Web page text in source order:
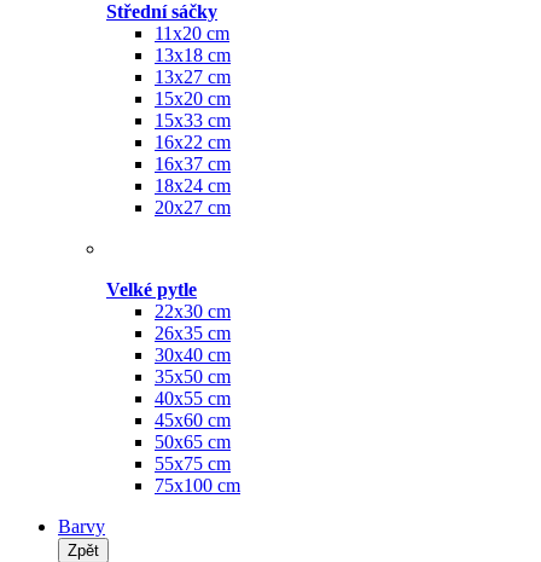
Střední sáčky
11x20 cm
13x18 cm
13x27 cm
15x20 cm
15x33 cm
16x22 cm
16x37 cm
18x24 cm
20x27 cm
Velké pytle
22x30 cm
26x35 cm
30x40 cm
35x50 cm
40x55 cm
45x60 cm
50x65 cm
55x75 cm
75x100 cm
Barvy
Zpět